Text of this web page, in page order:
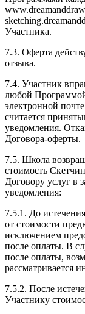
Участника.
7.3. Оферта
отзыва.
7.4. Участник
любой
электронной
считается
уведомления.
Договора-оферты.
7.5. Школа
стоимость
Договору услуг в
уведомления:
7.5.1. До
от стоимости
исключением
после оплаты. В
после оплаты,
рассматривается
7.5.2. После
Участнику